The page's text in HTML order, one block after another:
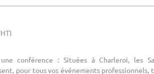
conférence : Situées à Charleroi, les
pour tous vos événements professionnels,